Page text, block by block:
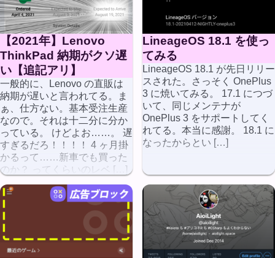
【2021年】Lenovo
ThinkPad 納期がクソ遅
い【追記アリ】
一般的に、Lenovo の直販は
納期が遅いと言われてる。ま
ぁ、仕方ない。基本受注生産
なので。それは十二分に分か
っている。 けどよお……。 遅
すぎるだろ！！！！ 4 ヶ月掛
かるって……新車でも買った
のか？ ってくらいのレベ […]
LineageOS 18.1 を使っ
てみる
LineageOS 18.1 が先日リリー
スされた。さっそく OnePlus
3 に焼いてみる。 17.1 につづ
いて、同じメンテナが
OnePlus 3 をサポートしてく
れてる。本当に感謝。 18.1 に
なったからとい […]